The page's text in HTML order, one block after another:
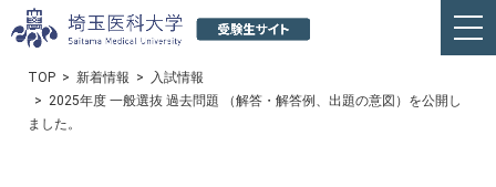
TOP 新着情報
入試情報
2025年度 一般選抜 過去問題 （解答・解答例、出題の意図）を公開し
ました。